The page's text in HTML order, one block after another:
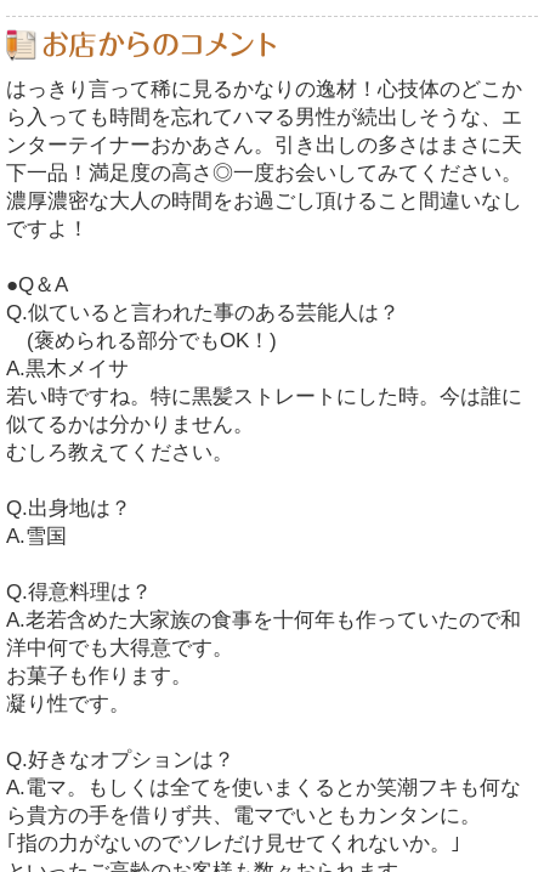
はっきり言って稀に見るかなりの逸材！心技体のどこか
ら入っても時間を忘れてハマる男性が続出しそうな、エ
ンターテイナーおかあさん。引き出しの多さはまさに天
下一品！満足度の高さ◎一度お会いしてみてください。
濃厚濃密な大人の時間をお過ごし頂けること間違いなし
ですよ！
●Q＆A
Q.似ていると言われた事のある芸能人は？
(褒められる部分でもOK！)
A.黒木メイサ
若い時ですね。特に黒髪ストレートにした時。今は誰に
似てるかは分かりません。
むしろ教えてください。
Q.出身地は？
A.雪国
Q.得意料理は？
A.老若含めた大家族の食事を十何年も作っていたので和
洋中何でも大得意です。
お菓子も作ります。
凝り性です。
Q.好きなオプションは？
A.電マ。もしくは全てを使いまくるとか笑潮フキも何な
ら貴方の手を借りず共、電マでいともカンタンに。
｢指の力がないのでソレだけ見せてくれないか。｣